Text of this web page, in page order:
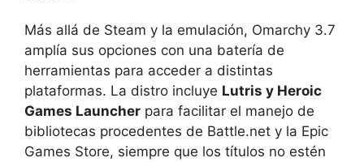
Más allá de Steam y la emulación, Omarchy 3.7
amplía sus opciones con una batería de
herramientas para acceder a distintas
plataformas. La distro incluye Lutris y Heroic
Games Launcher para facilitar el manejo de
bibliotecas procedentes de Battle.net y la Epic
Games Store, siempre que los títulos no estén